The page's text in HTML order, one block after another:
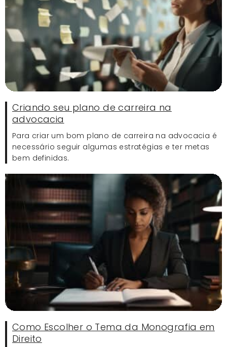
Criando seu plano de carreira na
advocacia
Para criar um bom plano de carreira na advocacia é
necessário seguir algumas estratégias e ter metas
bem definidas.
Como Escolher o Tema da Monografia em
Direito